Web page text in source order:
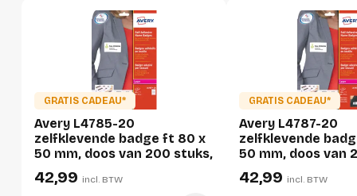
Verpakking
Hoeveelheid:
Breedte:
215 millimeter
Hoogte:
10 millimeter
Lengte:
325 millimeter
GRATIS CADEAU*
Avery L4785-20
zelfklevende badge ft 80 x
50 mm, doos van 200 stuks,
42,99 incl. BTW
GRATIS CADEAU*
Avery L4787-20
zelfklevende
50 mm, doos van
42,99 incl. BTW